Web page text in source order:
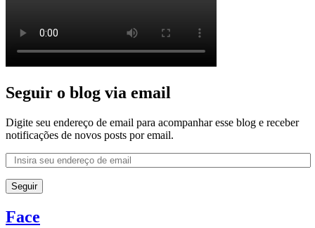
Seguir o blog via email
Digite seu endereço de email para acompanhar esse blog e receber
notificações de novos posts por email.
Seguir
Face